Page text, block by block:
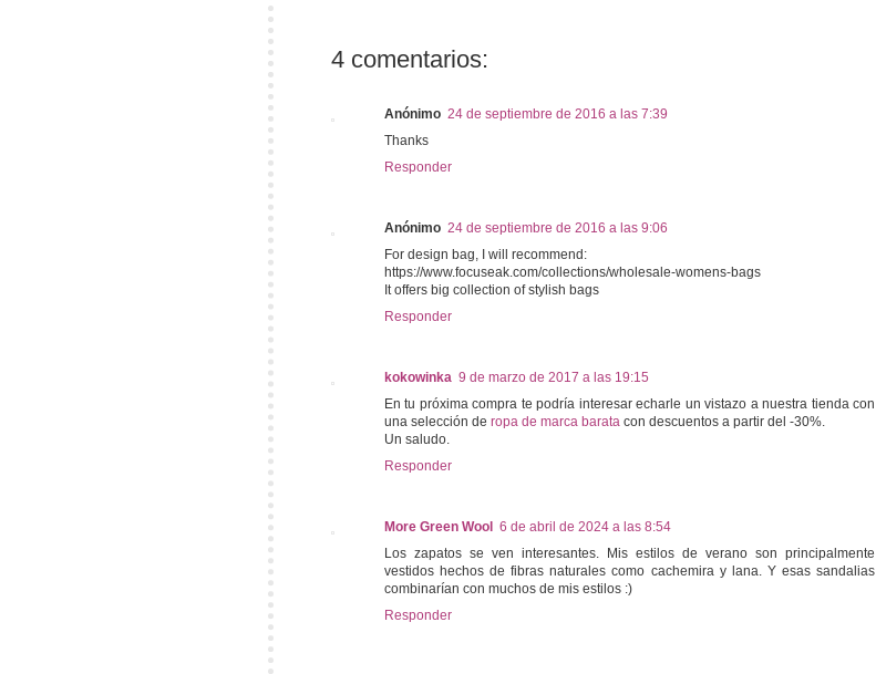
4 comentarios:
Anónimo 24 de septiembre de 2016 a las 7:39
Thanks
Responder
Anónimo 24 de septiembre de 2016 a las 9:06
For design bag, I will recommend:
https://www.focuseak.com/collections/wholesale-womens-bags
It offers big collection of stylish bags
Responder
kokowinka 9 de marzo de 2017 a las 19:15
En tu próxima compra te podría interesar echarle un vistazo a nuestra tienda con
una selección de ropa de marca barata con descuentos a partir del -30%.
Un saludo.
Responder
More Green Wool
6 de abril de 2024 a las 8:54
Los zapatos se ven interesantes. Mis estilos de verano son principalmente
vestidos hechos de fibras naturales como cachemira y lana. Y esas sandalias
combinarían con muchos de mis estilos :)
Responder